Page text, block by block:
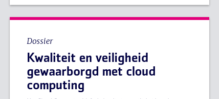
Dossier
Kwaliteit en veiligheid
gewaarborgd met cloud
computing